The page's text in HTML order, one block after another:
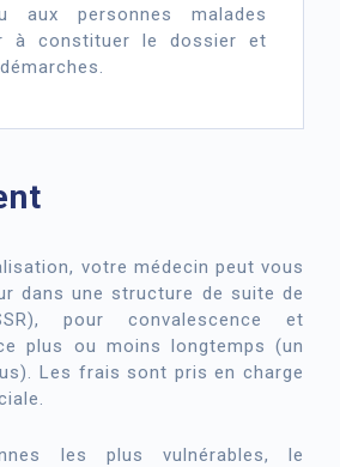
aux personnes malades
à constituer le dossier et
votre médecin peut vous
dans une structure de suite de
pour convalescence et
plus ou moins longtemps (un
Les frais sont pris en charge
les plus vulnérables, le